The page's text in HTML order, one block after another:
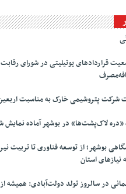
قراردادهای یوتیلیتی در شورای
شرکت پتروشیمی خارک به مناسبت
«دره لاک‌پشت‌ها» در بوشهر آماده نمایش
بوشهر؛ از توسعه فناوری تا
استان
در سالروز تولد دولت‌آبادی: همیشه